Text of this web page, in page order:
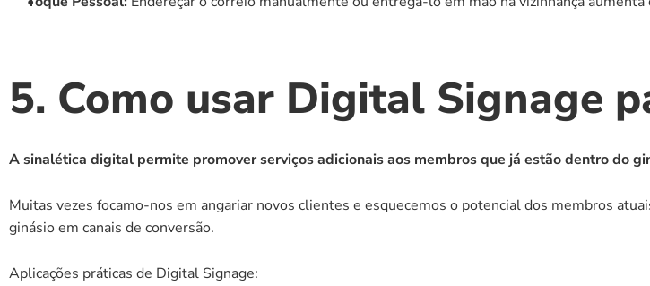
5. Como usar Digital Signage
A sinalética digital permite promover serviços adicionais aos membros que já estão dentro do
Muitas vezes focamo-nos em angariar novos clientes e esquecemos o potencial dos membros
ginásio em canais de conversão.
Aplicações práticas de Digital Signage: